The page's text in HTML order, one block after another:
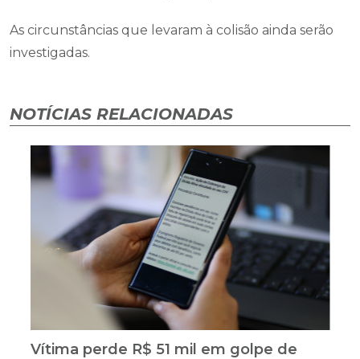
As circunstâncias que levaram à colisão ainda serão
investigadas.
NOTÍCIAS RELACIONADAS
Vítima perde R$ 51 mil em golpe de